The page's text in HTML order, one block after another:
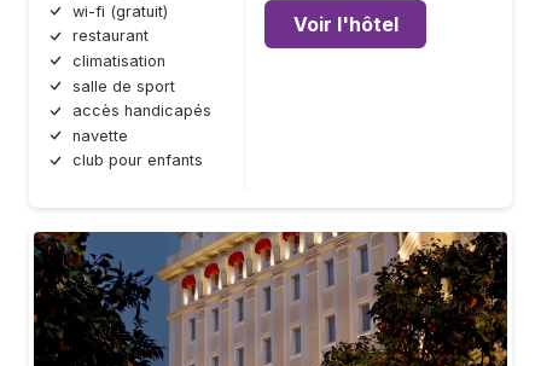
wi-fi (gratuit)
restaurant
climatisation
salle de sport
accès handicapés
navette
club pour enfants
Voir l'hôtel